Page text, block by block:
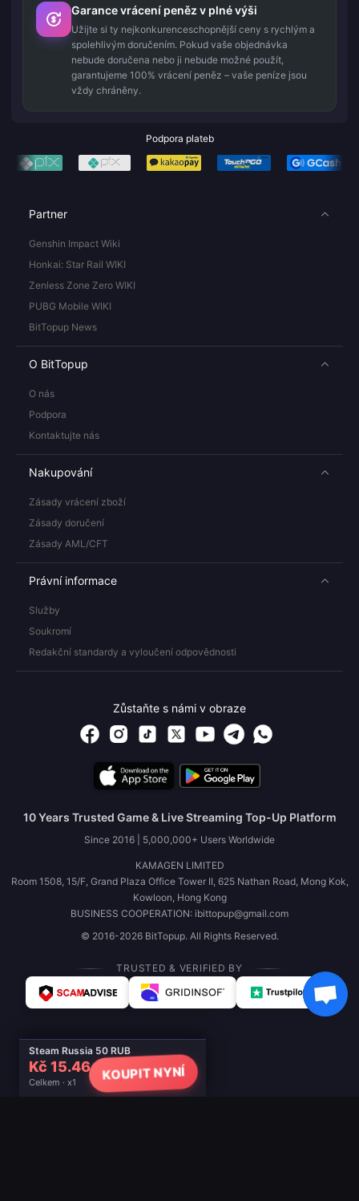
Steam Russia 50 RUB
Kč 15.46
Celkem · x1
KOUPIT NYNÍ
Garance vrácení peněz v plné výši
Užijte si ty nejkonkurenceschopnější ceny s rychlým a
spolehlivým doručením. Pokud vaše objednávka
nebude doručena nebo ji nebude možné použít,
garantujeme 100% vrácení peněz – vaše peníze jsou
vždy chráněny.
Podpora plateb
Partner
Genshin Impact Wiki
Honkai: Star Rail WIKI
Zenless Zone Zero WIKI
PUBG Mobile WIKI
BitTopup News
O BitTopup
O nás
Podpora
Kontaktujte nás
Nakupování
Zásady vrácení zboží
Zásady doručení
Zásady AML/CFT
Právní informace
Služby
Soukromí
Redakční standardy a vyloučení odpovědnosti
Zůstaňte s námi v obraze
10 Years Trusted Game & Live Streaming Top-Up Platform
Since 2016 | 5,000,000+ Users Worldwide
KAMAGEN LIMITED
Room 1508, 15/F, Grand Plaza Office Tower II, 625 Nathan Road, Mong Kok,
Kowloon, Hong Kong
BUSINESS COOPERATION: ibittopup@gmail.com
© 2016-2026 BitTopup. All Rights Reserved.
TRUSTED & VERIFIED BY